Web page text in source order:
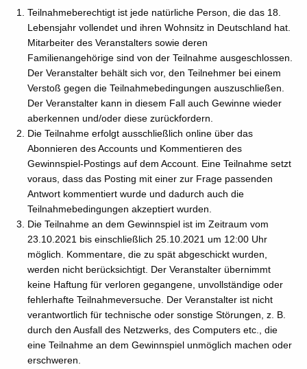
Teilnahmeberechtigt ist jede natürliche Person, die das 18.
Lebensjahr vollendet und ihren Wohnsitz in Deutschland hat.
Mitarbeiter des Veranstalters sowie deren
Familienangehörige sind von der Teilnahme ausgeschlossen.
Der Veranstalter behält sich vor, den Teilnehmer bei einem
Verstoß gegen die Teilnahmebedingungen auszuschließen.
Der Veranstalter kann in diesem Fall auch Gewinne wieder
aberkennen und/oder diese zurückfordern.
Die Teilnahme erfolgt ausschließlich online über das
Abonnieren des Accounts und Kommentieren des
Gewinnspiel-Postings auf dem Account. Eine Teilnahme setzt
voraus, dass das Posting mit einer zur Frage passenden
Antwort kommentiert wurde und dadurch auch die
Teilnahmebedingungen akzeptiert wurden.
Die Teilnahme an dem Gewinnspiel ist im Zeitraum vom
23.10.2021 bis einschließlich 25.10.2021 um 12:00 Uhr
möglich. Kommentare, die zu spät abgeschickt wurden,
werden nicht berücksichtigt. Der Veranstalter übernimmt
keine Haftung für verloren gegangene, unvollständige oder
fehlerhafte Teilnahmeversuche. Der Veranstalter ist nicht
verantwortlich für technische oder sonstige Störungen, z. B.
durch den Ausfall des Netzwerks, des Computers etc., die
eine Teilnahme an dem Gewinnspiel unmöglich machen oder
erschweren.